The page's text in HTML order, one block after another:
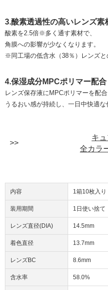
3.酸素透過性の高いレンズ素
酸素を2.5倍※多く通す素材で、
角膜への影響が少なくなります。
※同工場の低含水（38％）レンズと
4.保湿成分MPCポリマー配合
レンズ保存液にMPCポリマーを配合
うるおい感が持続し、一日中快適な
キ
全カラ
内容 1箱10枚入り
装用期間 1日使い捨て
レンズ直径(DIA) 14.5mm
着色直径 13.7mm
レンズBC 8.6mm
含水率 58.0%